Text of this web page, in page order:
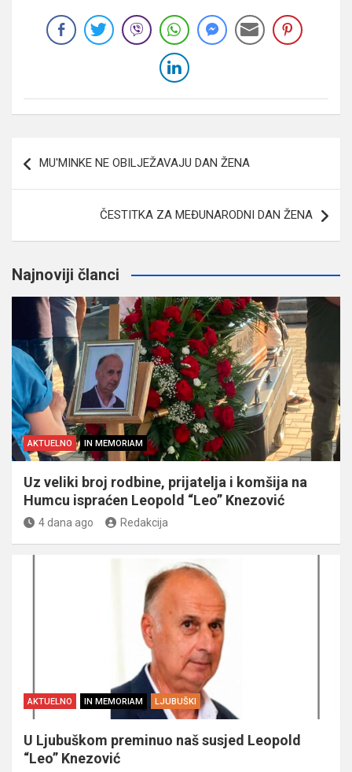
članaka
MU'MINKE NE OBILJEŽAVAJU DAN ŽENA
ČESTITKA ZA MEĐUNARODNI DAN ŽENA
Najnoviji članci
AKTUELNO IN MEMORIAM
Uz veliki broj rodbine, prijatelja i komšija na
Humcu ispraćen Leopold “Leo” Knezović
4 dana ago Redakcija
AKTUELNO IN MEMORIAM LJUBUŠKI
U Ljubuškom preminuo naš susjed Leopold
“Leo” Knezović